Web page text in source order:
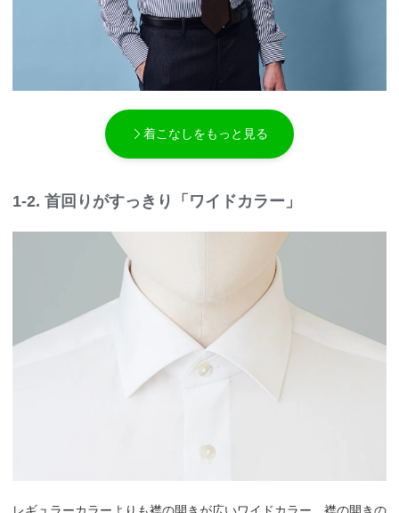
着こなしをもっと見る
1-2. 首回りがすっきり「ワイドカラー」